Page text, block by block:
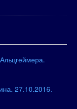
27.10.2016.